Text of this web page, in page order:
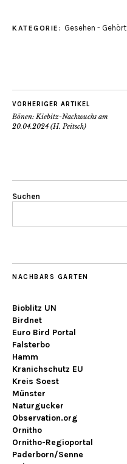
KATEGORIE: Gesehen - Gehört
VORHERIGER ARTIKEL
Bönen: Kiebitz-Nachwuchs am
20.04.2024 (H. Peitsch)
Suchen
NACHBARS GARTEN
Bioblitz UN
Birdnet
Euro Bird Portal
Falsterbo
Hamm
Kranichschutz EU
Kreis Soest
Münster
Naturgucker
Observation.org
Ornitho
Ornitho-Regioportal
Paderborn/Senne